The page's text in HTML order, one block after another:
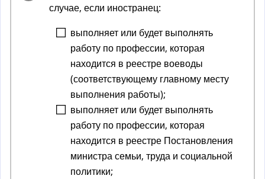
случае, если иностранец:
выполняет или будет выполнять
работу по профессии, которая
находится в реестре воеводы
(соответствующему главному месту
выполнения работы);
выполняет или будет выполнять
работу по профессии, которая
находится в реестре Постановления
министра семьи, труда и социальной
политики;